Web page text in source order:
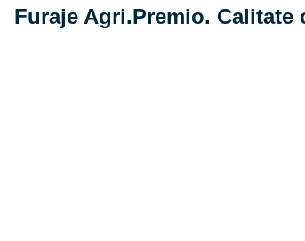
Furaje Agri.Premio.